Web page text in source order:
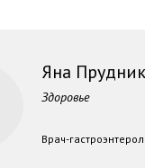
Яна
Здоровье
Врач-